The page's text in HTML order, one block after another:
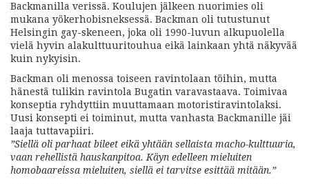
Backmanilla verissä. Koulujen jälkeen nuorimies oli
mukana yökerhobisneksessä. Backman oli tutustunut
Helsingin gay-skeneen, joka oli 1990-luvun alkupuolella
vielä hyvin alakulttuuritouhua eikä lainkaan yhtä näkyvää
kuin nykyisin.
Backman oli menossa toiseen ravintolaan töihin, mutta
hänestä tulikin ravintola Bugatin varavastaava. Toimivaa
konseptia ryhdyttiin muuttamaan motoristiravintolaksi.
Uusi konsepti ei toiminut, mutta vanhasta Backmanille jäi
laaja tuttavapiiri.
”Siellä oli parhaat bileet eikä yhtään sellaista macho-kulttuuria,
vaan rehellistä hauskanpitoa. Käyn edelleen mieluiten
homobaareissa mieluiten, siellä ei tarvitse esittää mitään.”